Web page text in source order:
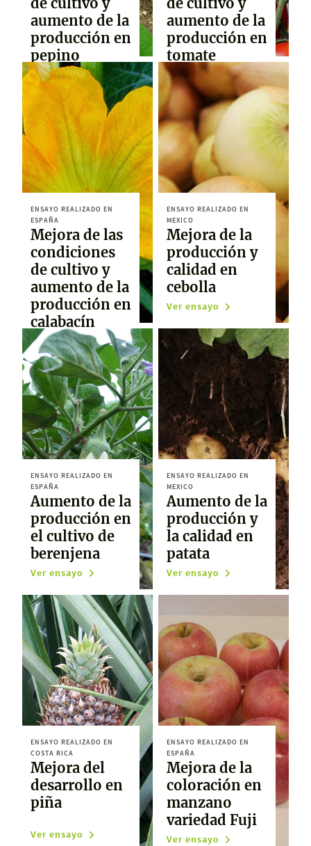
aumento de la
producción en
pepino
Ver ensayo
aumento de la
producción en
tomate
Ver ensayo
ENSAYO REALIZADO EN
ESPAÑA
Mejora de las
condiciones
de cultivo y
aumento de la
producción en
calabacín
Ver ensayo
ENSAYO REALIZADO EN
MEXICO
Mejora de la
producción y
calidad en
cebolla
Ver ensayo
ENSAYO REALIZADO EN
ESPAÑA
Aumento de la
producción en
el cultivo de
berenjena
Ver ensayo
ENSAYO REALIZADO EN
MEXICO
Aumento de la
producción y
la calidad en
patata
Ver ensayo
ENSAYO REALIZADO EN
COSTA RICA
Mejora del
desarrollo en
piña
Ver ensayo
ENSAYO REALIZADO EN
ESPAÑA
Mejora de la
coloración en
manzano
variedad Fuji
Ver ensayo